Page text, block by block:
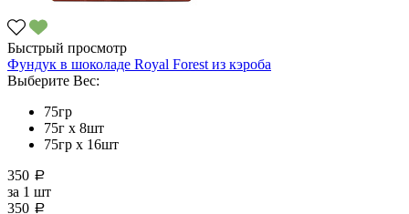
Быстрый просмотр
Фундук в шоколаде Royal Forest из кэроба
Выберите Вес:
75гр
75г x 8шт
75гр х 16шт
350 a
за 1 шт
350 a